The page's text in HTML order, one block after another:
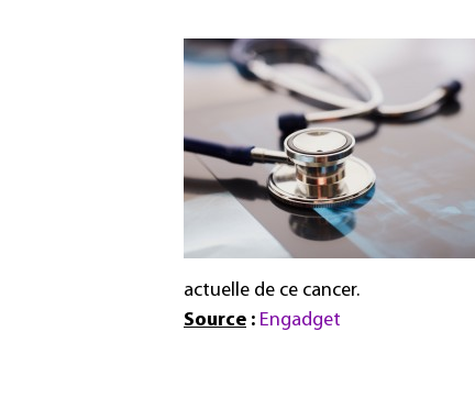
actuelle de ce cancer.
Source : Engadget